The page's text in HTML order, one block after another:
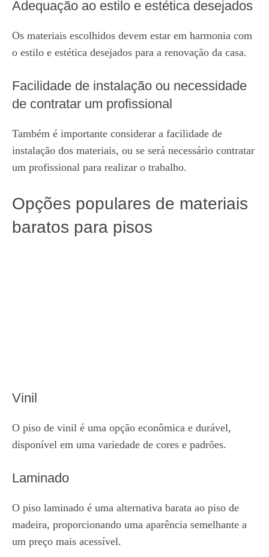
Adequação ao estilo e estética desejados
Os materiais escolhidos devem estar em harmonia com
o estilo e estética desejados para a renovação da casa.
Facilidade de instalação ou necessidade
de contratar um profissional
Também é importante considerar a facilidade de
instalação dos materiais, ou se será necessário contratar
um profissional para realizar o trabalho.
Opções populares de materiais
baratos para pisos
Vinil
O piso de vinil é uma opção econômica e durável,
disponível em uma variedade de cores e padrões.
Laminado
O piso laminado é uma alternativa barata ao piso de
madeira, proporcionando uma aparência semelhante a
um preço mais acessível.